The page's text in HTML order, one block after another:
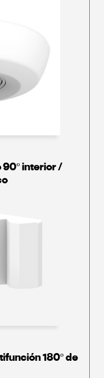
90º interior /
180º de